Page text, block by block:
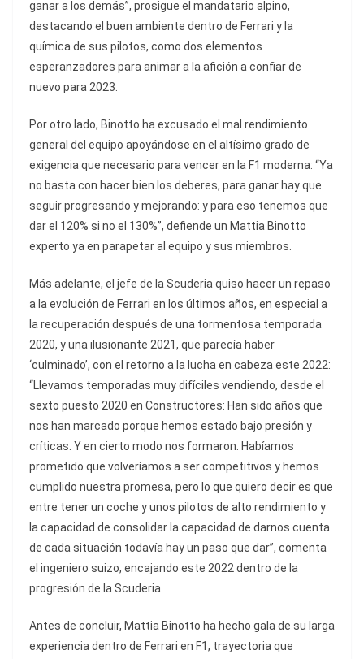
ganar a los demás”, prosigue el mandatario alpino,
destacando el buen ambiente dentro de Ferrari y la
química de sus pilotos, como dos elementos
esperanzadores para animar a la afición a confiar de
nuevo para 2023.
Por otro lado, Binotto ha excusado el mal rendimiento
general del equipo apoyándose en el altísimo grado de
exigencia que necesario para vencer en la F1 moderna: “Ya
no basta con hacer bien los deberes, para ganar hay que
seguir progresando y mejorando: y para eso tenemos que
dar el 120% si no el 130%”, defiende un Mattia Binotto
experto ya en parapetar al equipo y sus miembros.
Más adelante, el jefe de la Scuderia quiso hacer un repaso
a la evolución de Ferrari en los últimos años, en especial a
la recuperación después de una tormentosa temporada
2020, y una ilusionante 2021, que parecía haber
‘culminado’, con el retorno a la lucha en cabeza este 2022:
“Llevamos temporadas muy difíciles vendiendo, desde el
sexto puesto 2020 en Constructores: Han sido años que
nos han marcado porque hemos estado bajo presión y
críticas. Y en cierto modo nos formaron. Habíamos
prometido que volveríamos a ser competitivos y hemos
cumplido nuestra promesa, pero lo que quiero decir es que
entre tener un coche y unos pilotos de alto rendimiento y
la capacidad de consolidar la capacidad de darnos cuenta
de cada situación todavía hay un paso que dar”, comenta
el ingeniero suizo, encajando este 2022 dentro de la
progresión de la Scuderia.
Antes de concluir, Mattia Binotto ha hecho gala de su larga
experiencia dentro de Ferrari en F1, trayectoria que